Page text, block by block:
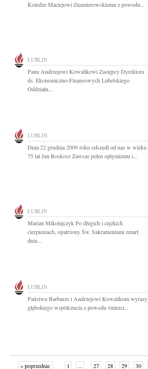
Koledze Maciejowi Znamierowskiemu z powodu...
LUBLIN
Panu Andrzejowi Kowalikowi Zastępcy Dyrektora
ds. Ekonomiczno-Finansowych Lubelskiego
Oddziału...
LUBLIN
Dnia 22 grudnia 2009 roku odszedł od nas w wieku
75 lat Jan Roskosz Zawsze pełen optymizmu i...
LUBLIN
Marian Mikołajczyk Po długich i ciężkich
cierpieniach, opatrzony Św. Sakramentami zmarł
dnia...
LUBLIN
Państwu Barbarze i Andrzejowi Kowalikom wyrazy
głębokiego współczucia z powodu śmierci...
« poprzednie 1 ... 27 28 29 30